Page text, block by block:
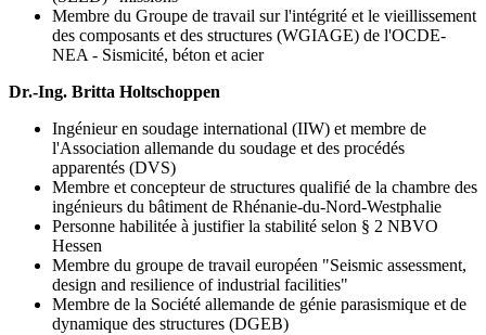
Membre du Groupe de travail sur l'intégrité et le vieillissement
des composants et des structures (WGIAGE) de l'OCDE-
NEA - Sismicité, béton et acier
Dr.-Ing. Britta Holtschoppen
Ingénieur en soudage international (IIW) et membre de
l'Association allemande du soudage et des procédés
apparentés (DVS)
Membre et concepteur de structures qualifié de la chambre des
ingénieurs du bâtiment de Rhénanie-du-Nord-Westphalie
Personne habilitée à justifier la stabilité selon § 2 NBVO
Hessen
Membre du groupe de travail européen "Seismic assessment,
design and resilience of industrial facilities"
Membre de la Société allemande de génie parasismique et de
dynamique des structures (DGEB)